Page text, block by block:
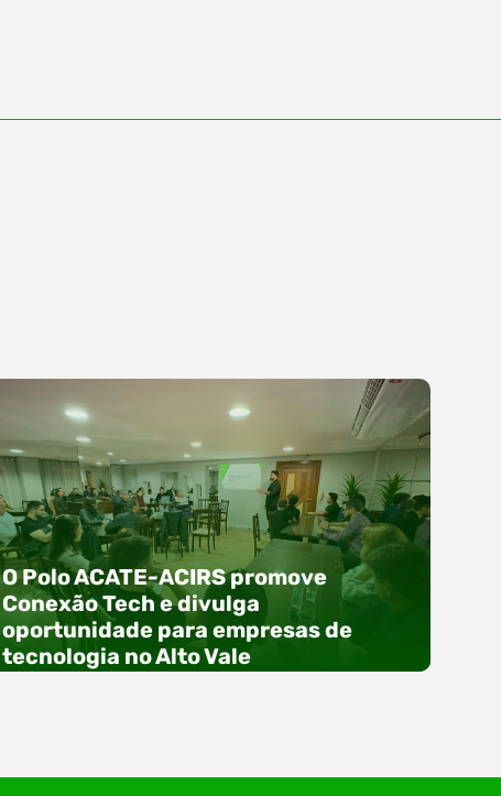
O Polo ACATE-ACIRS promove
Conexão Tech e divulga
oportunidade para empresas de
tecnologia no Alto Vale